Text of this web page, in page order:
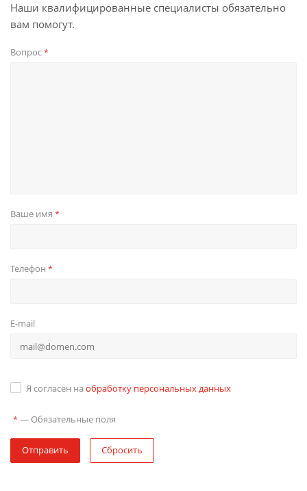
Наши квалифицированные специалисты обязательно
вам помогут.
Вопрос*
Ваше имя *
Телефон *
E-mail
Я согласен на обработку персональных данных
* — Обязательные поля
Отправить Сбросить